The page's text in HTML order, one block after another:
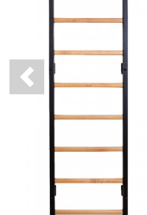
Previous